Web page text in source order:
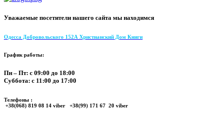
Уважаемые посетители нашего сайта мы находимся
Одесса Добровольского 152А Христианский Дом Книги
График работы:
Пн – Пт: с 09:00 до 18:00
Суббота: с 11:00 до 17:00
Телефоны :
+38(068) 819 08 14 viber +38(99) 171 67 20 viber